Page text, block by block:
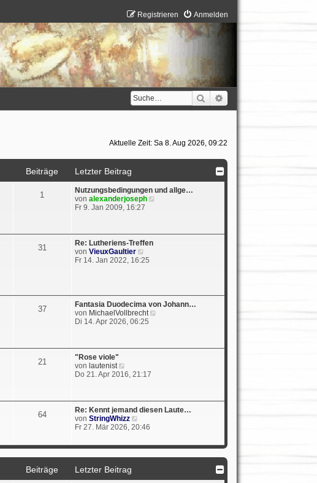
Anmelden
Registrieren
Suche
Aktuelle Zeit: Sa 8. Aug 2026, 09:22
Beiträge
Letzter Beitrag
1
Nutzungsbedingungen und allge…
von alexanderjoseph
s
r
a
Fr 9. Jan 2009, 16:27
31
Re: Lutheriens-Treffen
von VieuxGaultier
e
t
e
r
B
g
Fr 14. Jan 2022, 16:25
37
Fantasia Duodecima von Johann…
von MichaelVollbrecht
s
t
r
Di 14. Apr 2026, 06:25
21
"Rose viole"
von lautenist
e
s
t
e
r
B
i
t
r
a
Do 21. Apr 2016, 21:17
64
Re: Kennt jemand diesen Laute…
von StringWhizz
e
e
Fr 27. Mär 2026, 20:46
Beiträge
Letzter Beitrag